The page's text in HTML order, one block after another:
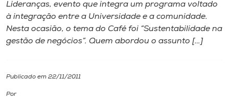
Internacionalização
I.nova
Diplomados
Lideranças, evento que integra um programa voltado
à integração entre a Universidade e a comunidade.
Nesta ocasião, o tema do Café foi “Sustentabilidade na
gestão de negócios”. Quem abordou o assunto […]
Publicado em 22/11/2011
Por